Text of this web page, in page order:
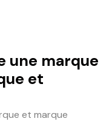
une marque
et
et marque